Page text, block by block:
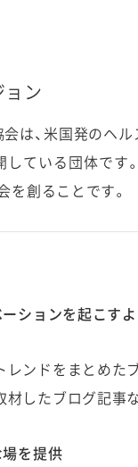
ョン
は、米国発のヘ
ている団体です
を創ることです。
ションを起こす
ンドをまとめた
材したブログ記事
を提供